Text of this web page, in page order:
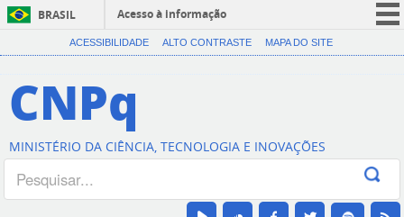
BRASIL
Acesso à informação
CORONAVÍRUS (COVID-19)
Canais
ACESSIBILIDADE ALTO CONTRASTE MAPA DO SITE
CNPq
MINISTÉRIO DA CIÊNCIA, TECNOLOGIA E INOVAÇÕES